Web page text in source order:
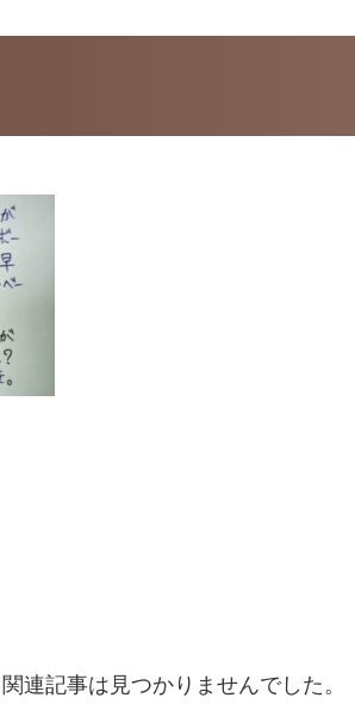
関連記事は見つかりませんでした。